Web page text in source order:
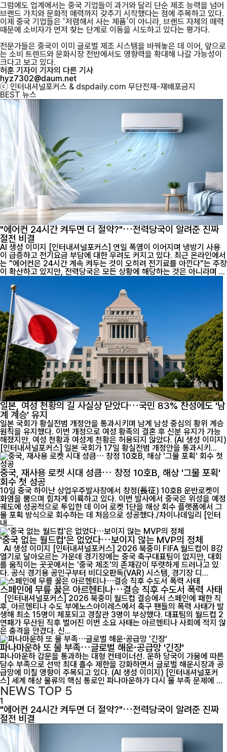
그럼에도 업계에서는 중국 기업들이 과거와 달리 단순 제조 능력을 넘어
브랜드 가치와 문화적 매력까지 갖추기 시작했다는 점에 주목하고 있다.
이제 중국 기업들은 ‘저렴해서 사는 제품’이 아니라, 브랜드 자체의 매력
때문에 소비자가 먼저 찾는 단계로 이동을 시도하고 있다는 평가다.
전문가들은 중국이 이미 글로벌 제조 시스템을 바꿔놓은 데 이어, 앞으로
는 소비 트렌드와 문화시장 전반에서도 영향력을 확대해 나갈 가능성이
크다고 보고 있다.
허훈 기자이 기자의 다른 기사
hyz7302@daum.net
ⓒ 인터내셔널포커스 & dspdaily.com 무단전재-재배포금지
BEST 뉴스
"에어컨 24시간 켜두면 더 절약?"…전력당국이 알려준 진짜
절전 비결
AI 생성 이미지 [인터내셔널포커스] 연일 폭염이 이어지며 냉방기 사용
이 급증하고 전기요금 부담에 대한 우려도 커지고 있다. 최근 온라인에서
는 "에어컨은 24시간 계속 켜두는 것이 오히려 전기료를 아낀다"는 주장
이 확산하고 있지만, 전력당국은 모든 상황에 해당하는 것은 아니라며 ...
일본, 여성 천황의 길 사실상 닫았다…국민 83% 찬성에도 '남
계 계승' 유지
일본 국회가 황실전범 개정안을 통과시키며 남계 남성 중심의 황위 계승
원칙을 유지했다. 이번 개정으로 여성 황족의 결혼 후 신분 유지가 가능
해졌지만, 여성 천황과 여성계 천황은 허용되지 않았다. (AI 생성 이미지)
[인터내셔널포커스] 일본 국회가 17일 황실전범 개정안을 통과시키...
중국, 재사용 로켓 시대 성큼… 창정 10호B, 해상 '그물 포획'
회수 첫 성공
10일 중국 하이난 상업우주발사장에서 창정(長征) 10호B 운반로켓이
화염을 뿜으며 힘차게 이륙하고 있다. 이번 발사에서 중국은 위성을 예정
궤도에 성공적으로 투입한 데 이어 로켓 1단을 해상 회수 플랫폼에서 그
물 포획 방식으로 회수하는 데 처음으로 성공했다./차이나데일리 [인터
내...
'중국 없는 월드컵'은 없었다…보이지 않는 MVP의 정체
열기로 달아오르는 가운데 경기장에는 중국 축구대표팀이 없지만, 대회
를 움직이는 곳곳에서는 '중국 제조'의 존재감이 뚜렷하게 드러나고 있
다. 공식 경기용 공인구부터 비디오판독(VAR) 시스템, 경기장 디...
스페인에 무릎 꿇은 아르헨티나…결승 직후 수도서 폭력 사태
[인터내셔널포커스] 2026 북중미 월드컵 결승에서 스페인에 패한 직
후, 아르헨티나 수도 부에노스아이레스에서 축구 팬들의 폭력 사태가 발
생해 최소 15명이 체포되고 경찰관 3명이 부상했다. 대표팀의 월드컵 2
연패가 무산된 직후 벌어진 이번 소요 사태는 아르헨티나 사회에 적지 않
은 충격을 안겼다. 신...
파나마운하 또 물 부족…글로벌 해운·공급망 '긴장'
파나마운하 갑문을 통과하는 대형 컨테이너선. 운하 당국이 가뭄에 따른
담수 부족으로 선박 최대 흘수 제한을 강화하면서 글로벌 해운시장과 공
급망에 미칠 영향이 주목되고 있다. (AI 생성 이미지) [인터내셔널포커
스] 세계 해상 물류의 핵심 통로인 파나마운하가 다시 물 부족 문제에 ...
NEWS TOP 5
1
"에어컨 24시간 켜두면 더 절약?"…전력당국이 알려준 진짜
절전 비결